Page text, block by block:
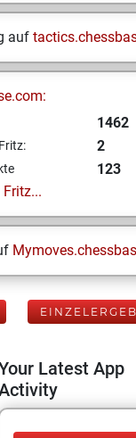
auf
1462
2
123
Latest App